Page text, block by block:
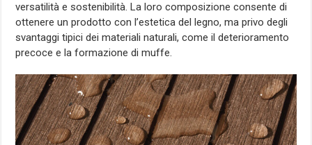
versatilità e sostenibilità. La loro composizione consente di
ottenere un prodotto con l’estetica del legno, ma privo degli
svantaggi tipici dei materiali naturali, come il deterioramento
precoce e la formazione di muffe.